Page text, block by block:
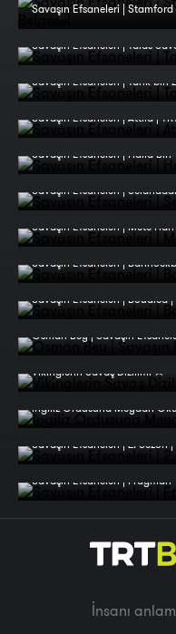
Savaşın Efsaneleri | Stamford
Savaşın Efsaneleri | Talas
Savaşın Efsaneleri | Tarık bin
Savaşın Efsaneleri | Attila |
Savaşın Efsaneleri | Halid Bin
Savaşın Efsaneleri |
Savaşın Efsaneleri | Mete Han
Savaşın Efsaneleri |
Savaşın Efsaneleri | Boudica |
Osman Bey | Savaşın
Vikinglerin Savaş Dizilimi ⚔️
İngiliz Ordusuna Meydan
Savaşın Efsaneleri | 2. Sezon
Savaşın Efsaneleri | Fragman
İnsanı